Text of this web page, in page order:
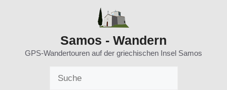
Samos - Wandern
GPS-Wandertouren auf der griechischen Insel Samos